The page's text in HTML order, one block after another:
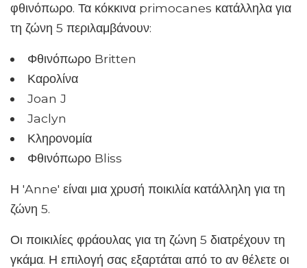
φθινόπωρο. Τα κόκκινα primocanes κατάλληλα για
τη ζώνη 5 περιλαμβάνουν:
Φθινόπωρο Britten
Καρολίνα
Joan J
Jaclyn
Κληρονομία
Φθινόπωρο Bliss
Η 'Anne' είναι μια χρυσή ποικιλία κατάλληλη για τη
ζώνη 5.
Οι ποικιλίες φράουλας για τη ζώνη 5 διατρέχουν τη
γκάμα. Η επιλογή σας εξαρτάται από το αν θέλετε οι